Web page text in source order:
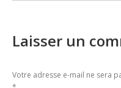
Laisser un
Votre adresse e-mail ne sera